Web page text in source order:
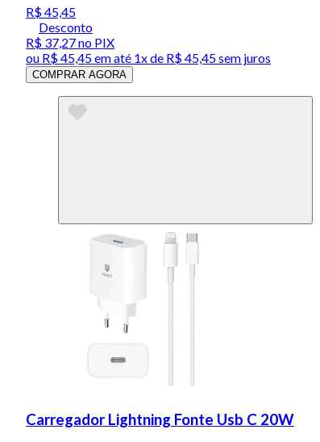
R$ 45,45
Desconto
R$ 37,27no PIX
ou R$ 45,45em até 1x de R$ 45,45sem juros
COMPRAR AGORA
Carregador Lightning Fonte Usb C 20W